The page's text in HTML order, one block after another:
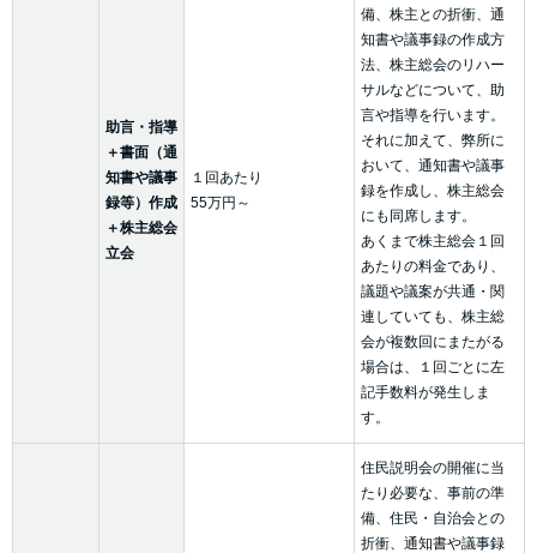
助言・指導
＋書面（通
知書や議事
録等）作成
＋株主総会
立会
１回あたり
55万円～
備、株主との折衝、通
知書や議事録の作成方
法、株主総会のリハー
サルなどについて、助
言や指導を行います。
それに加えて、弊所に
おいて、通知書や議事
録を作成し、株主総会
にも同席します。
あくまで株主総会１回
あたりの料金であり、
議題や議案が共通・関
連していても、株主総
会が複数回にまたがる
場合は、１回ごとに左
記手数料が発生しま
す。
住民説明会の開催に当
たり必要な、事前の準
備、住民・自治会との
折衝、通知書や議事録